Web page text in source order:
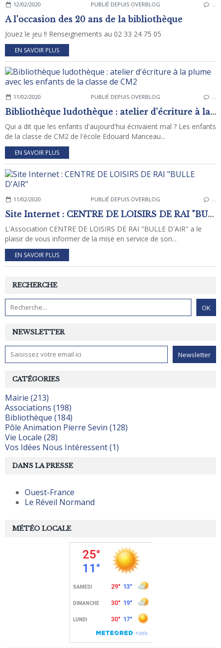
12/02/2020 PUBLIÉ DEPUIS OVERBLOG …
A l'occasion des 20 ans de la bibliothèque
Jouez le jeu !! Renseignements au 02 33 24 75 05
EN SAVOIR PLUS
11/02/2020 PUBLIÉ DEPUIS OVERBLOG …
Bibliothèque ludothèque : atelier d'écriture à la plume avec les enfants de la classe de CM2
Qui a dit que les enfants d'aujourd'hui écrivaient mal ? Les enfants
de la classe de CM2 de l'école Edouard Manceau...
EN SAVOIR PLUS
11/02/2020 PUBLIÉ DEPUIS OVERBLOG …
Site Internet : CENTRE DE LOISIRS DE RAI "BULLE D'AIR"
L'Association CENTRE DE LOISIRS DE RAI "BULLE D'AIR" a le
plaisir de vous informer de la mise en service de son...
EN SAVOIR PLUS
NEWSLETTER
RECHERCHE
CATÉGORIES
Mairie (213)
Associations (198)
Bibliothèque (184)
Pôle Animation Pierre Sevin (128)
Vie Locale (28)
Vos Idées Nous Intéressent (1)
MÉTÉO LOCALE
DANS LA PRESSE
Ouest-France
Le Réveil Normand